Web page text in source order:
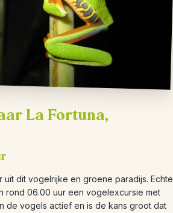
La Fortuna,
dit vogelrijke en groene paradijs. Echte
rond 06.00 uur een vogelexcursie met
de vogels actief en is de kans groot dat